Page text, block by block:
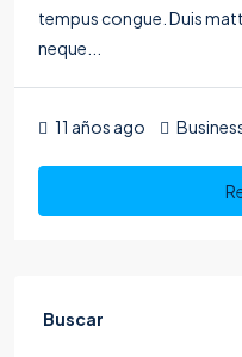
tempus congue. Duis
neque...
11 años ago
Buscar